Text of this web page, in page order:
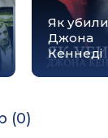
Як убили
Джона
Кеннеді
(0)